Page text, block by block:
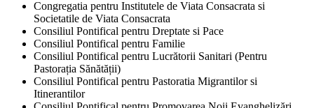
Congregatia pentru Institutele de Viata Consacrata si
Societatile de Viata Consacrata
Consiliul Pontifical pentru Dreptate si Pace
Consiliul Pontifical pentru Familie
Consiliul Pontifical pentru Lucrătorii Sanitari (Pentru
Pastorația Sănătății)
Consiliul Pontifical pentru Pastoratia Migrantilor si
Itinerantilor